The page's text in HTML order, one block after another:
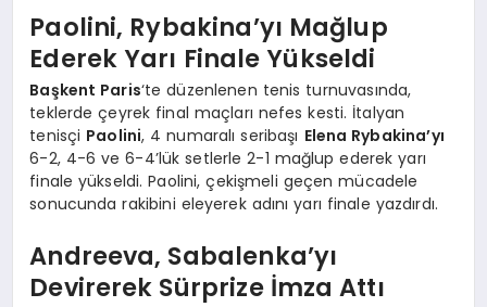
SIYASET
Paolini, Rybakina’yı Mağlup
Ederek Yarı Finale Yükseldi
Başkent Paris‘te düzenlenen tenis turnuvasında,
teklerde çeyrek final maçları nefes kesti. İtalyan
tenisçi Paolini, 4 numaralı seribaşı Elena Rybakina’yı
6-2, 4-6 ve 6-4’lük setlerle 2-1 mağlup ederek yarı
finale yükseldi. Paolini, çekişmeli geçen mücadele
sonucunda rakibini eleyerek adını yarı finale yazdırdı.
Andreeva, Sabalenka’yı
Devirerek Sürprize İmza Attı